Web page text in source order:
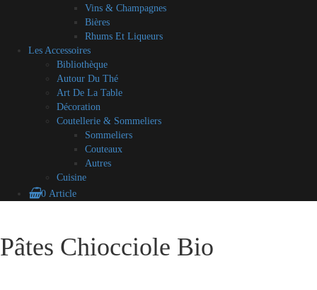
Vins & Champagnes
Bières
Rhums Et Liqueurs
Les Accessoires
Bibliothèque
Autour Du Thé
Art De La Table
Décoration
Coutellerie & Sommeliers
Sommeliers
Couteaux
Autres
Cuisine
0 Article
content
Pâtes Chiocciole Bio